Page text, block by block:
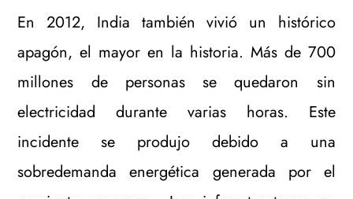
En 2012, India también vivió un histórico
apagón, el mayor en la historia. Más de 700
millones de personas se quedaron sin
electricidad durante varias horas. Este
incidente se produjo debido a una
sobredemanda energética generada por el